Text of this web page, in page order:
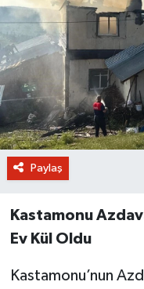
Paylaş
Kastamonu
Ev Kül Oldu
Kastamonu’nun